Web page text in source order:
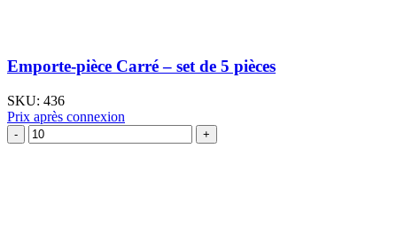
Emporte-pièce Carré – set de 5 pièces
SKU: 436
Prix après connexion